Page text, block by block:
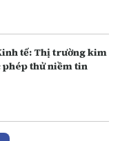
tế: Thị trường kim
phép thử niềm tin